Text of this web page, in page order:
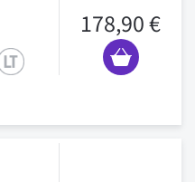
178,90 €